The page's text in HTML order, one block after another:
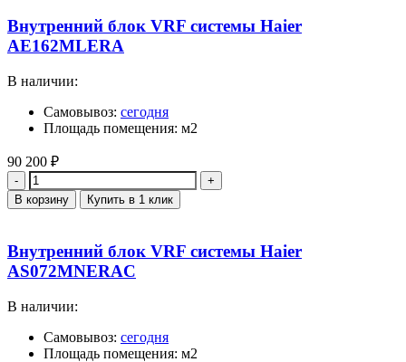
Внутренний блок VRF системы Haier
AE162MLERA
В наличии:
Самовывоз: сегодня
Площадь помещения: м2
90 200 ₽
Количество
В корзину Купить в 1 клик
Внутренний блок VRF системы Haier
AS072MNERAC
В наличии:
Самовывоз: сегодня
Площадь помещения: м2